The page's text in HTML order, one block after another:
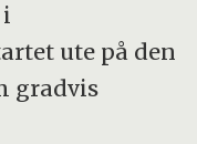
i
ute på den
gradvis